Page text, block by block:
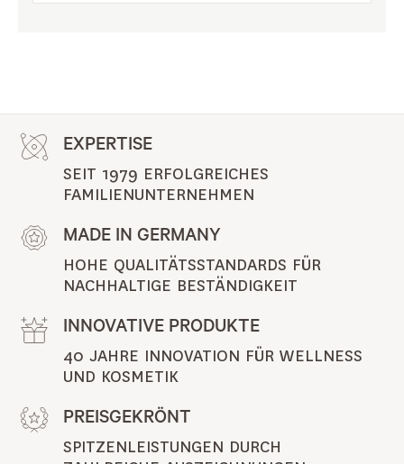
EXPERTISE
SEIT 1979 ERFOLGREICHES
FAMILIENUNTERNEHMEN
MADE IN GERMANY
HOHE QUALITÄTSSTANDARDS FÜR
NACHHALTIGE BESTÄNDIGKEIT
INNOVATIVE PRODUKTE
40 JAHRE INNOVATION FÜR WELLNESS
UND KOSMETIK
PREISGEKRÖNT
SPITZENLEISTUNGEN DURCH